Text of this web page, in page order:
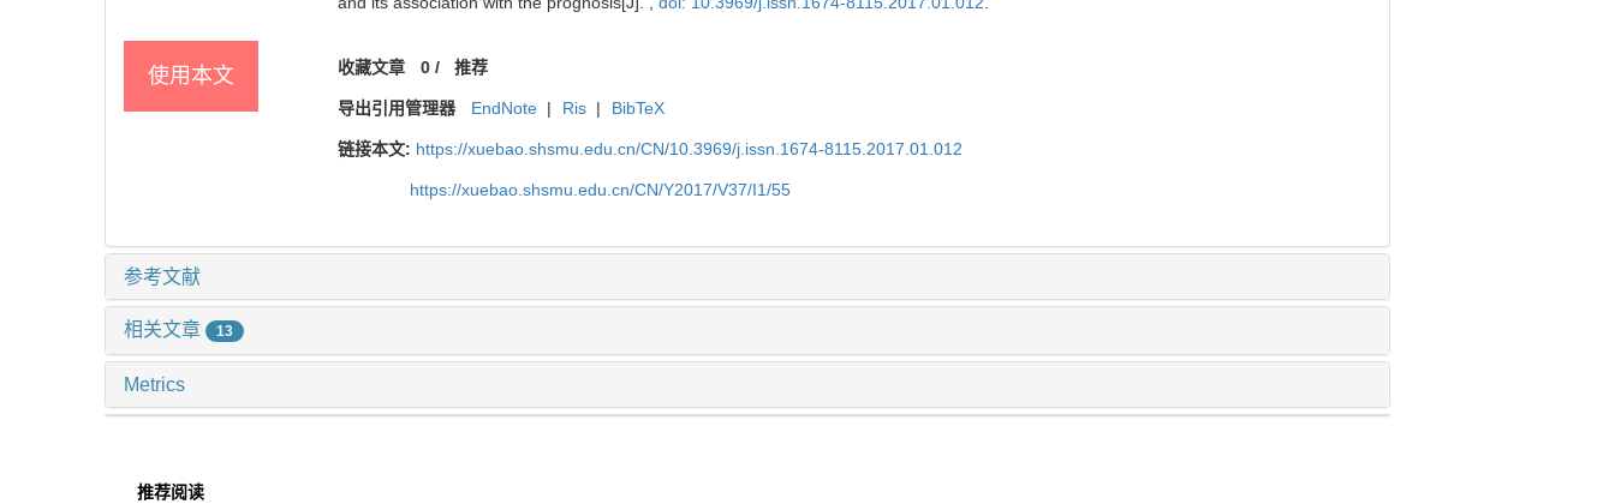
使用本文 收藏文章 0/ 推荐
导出引用管理器 EndNote | Ris | BibTeX
链接本文: https://xuebao.shsmu.edu.cn/CN/10.3969/j.issn.1674-8115.2017.01.012
https://xuebao.shsmu.edu.cn/CN/Y2017/V37/I1/55
参考文献
相关文章 13
Metrics
推荐阅读